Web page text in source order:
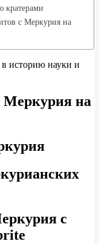
кратерами
с Меркурия на
историю науки и
Меркурия на
с